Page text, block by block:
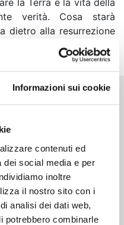
Informazioni sui cookie
contenuti ed
dei social media e per
inoltre
il nostro sito con i
analisi dei dati web,
potrebbero combinarle
la Terra e la vita della
verità. Cosa starà
dietro alla resurrezione